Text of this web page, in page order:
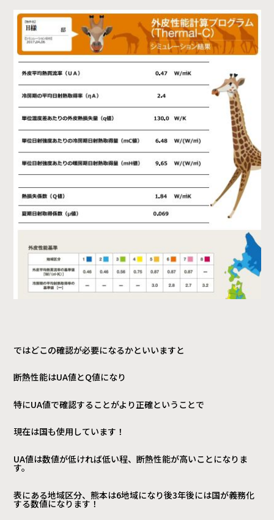
ではどこの確認が必要になるかといいますと
断熱性能はUA値とQ値になり
特にUA値で確認することがより正確ということで
現在は国も使用しています！
UA値は数値が低ければ低い程、断熱性能が高いことになりま
す。
表にある地域区分、熊本は6地域になり後3年後には国が義務化
する数値になります！